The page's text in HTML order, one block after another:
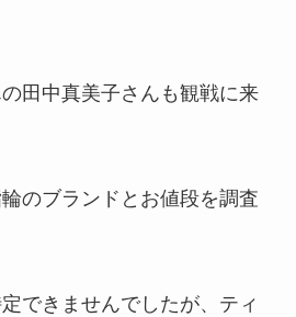
田中真美子さんも観戦に来
のブランドとお値段を調査
できませんでしたが、ティ